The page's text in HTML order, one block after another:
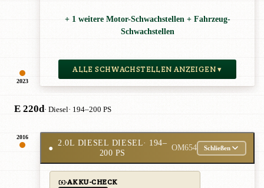
2023
+ 1 weitere Motor-Schwachstellen + Fahrzeug-
Schwachstellen
ALLE SCHWACHSTELLEN ANZEIGEN ▾
E 220d· Diesel· 194–200 PS
2016
●
2.0L DIESEL DIESEL· 194–
200 PS
OM654 Schließen
AKKU-CHECK